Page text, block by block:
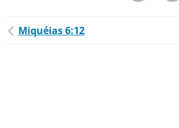
Miquéias 6:12